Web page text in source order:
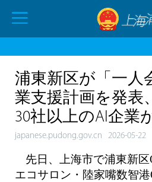
浦東新区が「一人
業支援計画を発表
30社以上のAI企業
japanese.pudong.gov.cn 2026-05-22
先日、上海市で浦東新区
エコサロン・陸家嘴数智